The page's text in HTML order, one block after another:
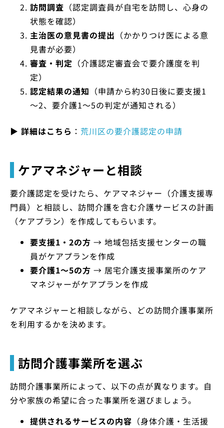
訪問調査 （認定調査員が自宅を訪問し、心身の
状態を確認）
主治医の意見書の提出 （かかりつけ医による意
見書が必要）
審査・判定 （介護認定審査会で要介護度を判
定）
認定結果の通知 （申請から約30日後に要支援1
～2、要介護1～5の判定が通知される）
▶ 詳細はこちら ： 荒川区の要介護認定の申請
ケアマネジャーと相談
要介護認定を受けたら、ケアマネジャー（介護支援専
門員）と相談し、訪問介護を含む介護サービスの計画
（ケアプラン）を作成してもらいます。
要支援1・2の方 → 地域包括支援センターの職
員がケアプランを作成
要介護1～5の方 → 居宅介護支援事業所のケア
マネジャーがケアプランを作成
ケアマネジャーと相談しながら、どの訪問介護事業所
を利用するかを決めます。
訪問介護事業所を選ぶ
訪問介護事業所によって、以下の点が異なります。自
分や家族の希望に合った事業所を選びましょう。
提供されるサービスの内容 （身体介護・生活援